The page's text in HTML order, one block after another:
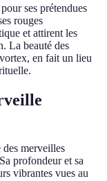
ses prétendues
rouges
et attirent les
La beauté des
en fait un lieu
des merveilles
profondeur et sa
vibrantes vues au